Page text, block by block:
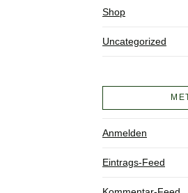
Shop
Uncategorized
Anmelden
Eintrags-Feed